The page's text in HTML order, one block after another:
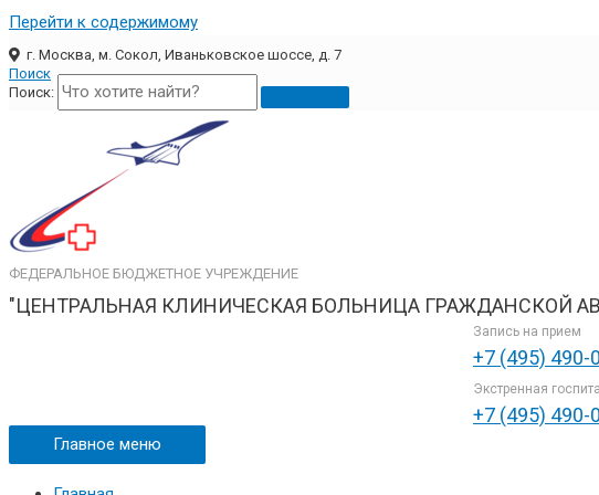
Перейти к содержимому
г. Москва, м. Сокол, Иваньковское шоссе, д. 7
Поиск
Поиск:
ФЕДЕРАЛЬНОЕ БЮДЖЕТНОЕ УЧРЕЖДЕНИЕ
"ЦЕНТРАЛЬНАЯ КЛИНИЧЕСКАЯ БОЛЬНИЦА ГРАЖДАНСКОЙ
Запись на прием
+7 (495) 490-
Экстренная
+7 (495) 490-
Главное меню